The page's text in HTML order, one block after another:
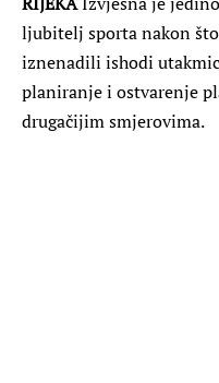
ljubitelj sporta nakon
iznenadili ishodi
planiranje i ostvarenje
drugačijim smjerovima.